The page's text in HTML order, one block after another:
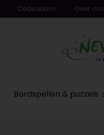
Cadeaubon Over ons
Bordspellen & puzzels